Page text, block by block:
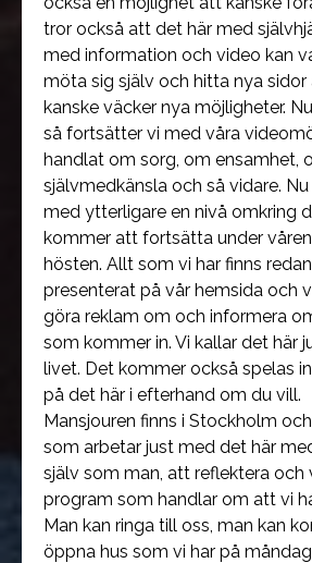
tror också att det här med
med information och video kan
möta sig själv och hitta nya sidor
kanske väcker nya möjligheter.
så fortsätter vi med våra
handlat om sorg, om ensamhet,
självmedkänsla och så vidare.
med ytterligare en nivå omkring
kommer att fortsätta under
hösten. Allt som vi har finns
presenterat på vår hemsida och
göra reklam om och informera
som kommer in. Vi kallar det här
livet. Det kommer också spelas
på det här i efterhand om du vill.
Mansjouren finns i Stockholm
som arbetar just med det här
själv som man, att reflektera och
program som handlar om att vi
Man kan ringa till oss, man kan
öppna hus som vi har på